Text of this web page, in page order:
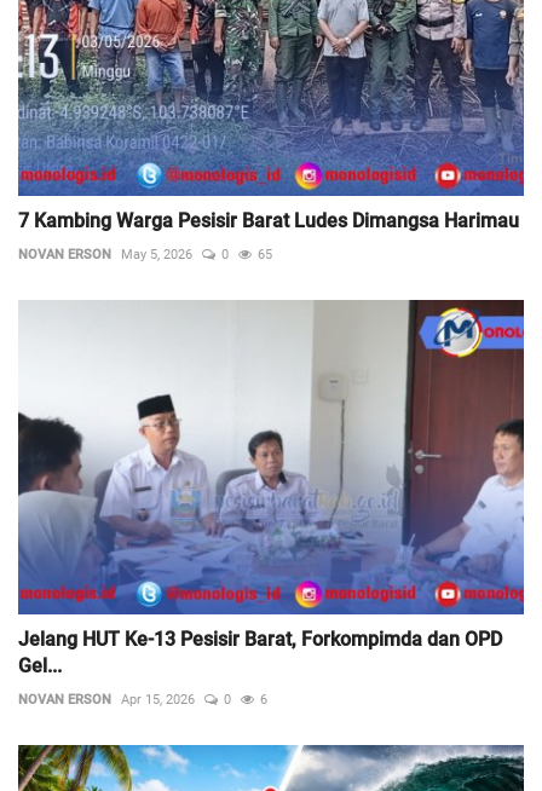
7 Kambing Warga Pesisir Barat Ludes Dimangsa Harimau
NOVAN ERSON May 5, 2026 0 65
Jelang HUT Ke-13 Pesisir Barat, Forkompimda dan OPD
Gel...
NOVAN ERSON Apr 15, 2026 0 6